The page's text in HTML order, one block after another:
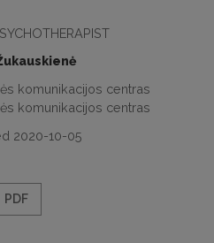
komunikacijos centras
komunikacijos centras
2020-10-05
PDF